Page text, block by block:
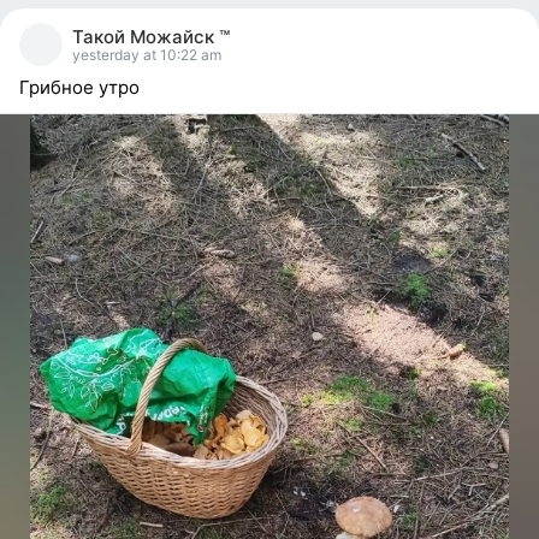
Такой Можайск ™
yesterday at 10:22 am
Грибное утро